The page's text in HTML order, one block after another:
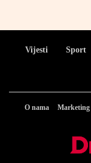
Vijesti Sport
O nama Marketing